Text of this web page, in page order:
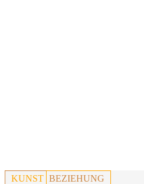
KUNST BEZIEHUNG